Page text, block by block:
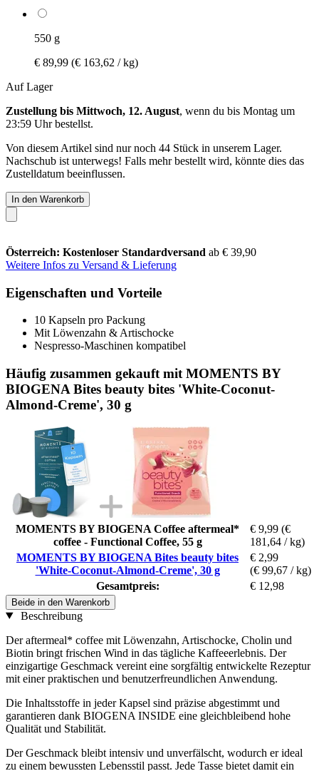
550 g
€ 89,99 (€ 163,62 / kg)
Auf Lager
Zustellung bis Mittwoch, 12. August, wenn du bis Montag um
23:59 Uhrbestellst.
Von diesem Artikel sind nur noch 44 Stück in unserem Lager.
Nachschub ist unterwegs! Falls mehr bestellt wird, könnte dies das
Zustelldatum beeinflussen.
In den Warenkorb
Österreich: Kostenloser Standardversand ab € 39,90
Weitere Infos zu Versand & Lieferung
Eigenschaften und Vorteile
10 Kapseln pro Packung
Mit Löwenzahn & Artischocke
Nespresso-Maschinen kompatibel
Häufig zusammen gekauft mit MOMENTS BY
BIOGENA Bites beauty bites 'White-Coconut-
Almond-Creme', 30 g
MOMENTS BY BIOGENA Coffee aftermeal*
coffee - Functional Coffee, 55 g
€ 9,99 (€
181,64 / kg)
MOMENTS BY BIOGENA Bites beauty bites
'White-Coconut-Almond-Creme', 30 g
€ 2,99
(€ 99,67 / kg)
Gesamtpreis:
€ 12,98
Beide in den Warenkorb
Beschreibung
Der aftermeal* coffee mit Löwenzahn, Artischocke, Cholin und
Biotin bringt frischen Wind in das tägliche Kaffeeerlebnis. Der
einzigartige Geschmack vereint eine sorgfältig entwickelte Rezeptur
mit einer praktischen und benutzerfreundlichen Anwendung.
Die Inhaltsstoffe in jeder Kapsel sind präzise abgestimmt und
garantieren dank BIOGENA INSIDE eine gleichbleibend hohe
Qualität und Stabilität.
Der Geschmack bleibt intensiv und unverfälscht, wodurch er ideal
zu einem bewussten Lebensstil passt. Jede Tasse bietet damit ein